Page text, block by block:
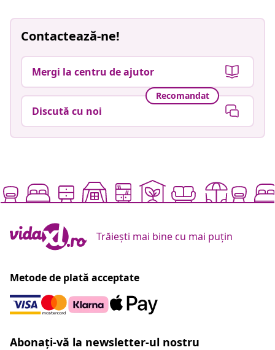
Contactează-ne!
Mergi la centru de ajutor
Recomandat
Discută cu noi
Trăiești mai bine cu mai puțin
Metode de plată acceptate
Abonați-vă la newsletter-ul nostru